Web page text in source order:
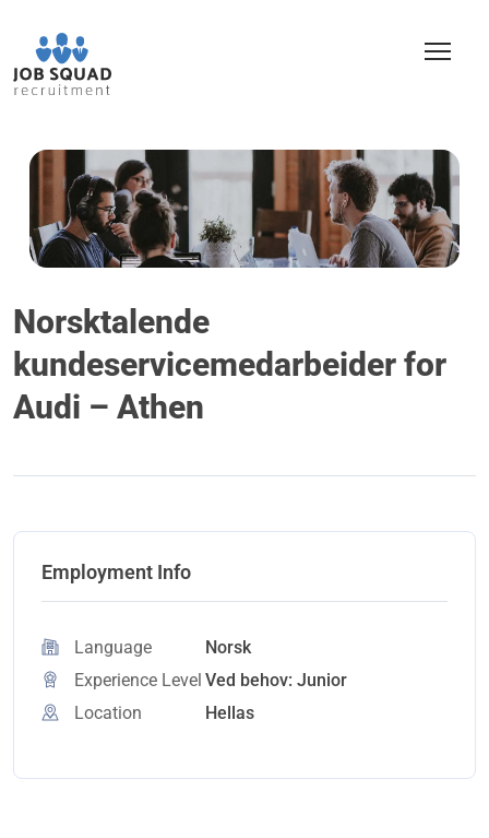
Norsktalende
kundeservicemedarbeider for
Audi – Athen
Employment Info
Language
Norsk
Experience Level Ved behov: Junior
Location
Hellas